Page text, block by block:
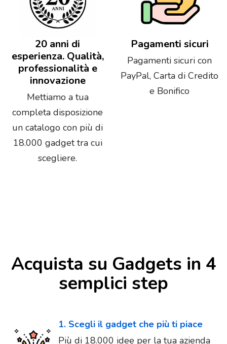
20 anni di
esperienza. Qualità,
professionalità e
innovazione
Mettiamo a tua
completa disposizione
un catalogo con più di
18.000 gadget tra cui
scegliere.
Pagamenti sicuri
Pagamenti sicuri con
PayPal, Carta di Credito
e Bonifico
Acquista su Gadgets in 4
semplici step
1. Scegli il gadget che più ti piace
Più di 18.000 idee per la tua azienda